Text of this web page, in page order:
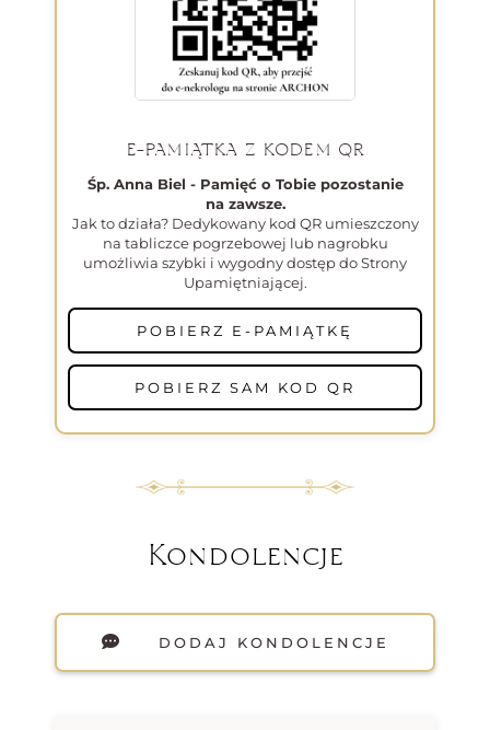
E-PAMIĄTKA Z KODEM QR
Śp. Anna Biel - Pamięć o Tobie pozostanie
na zawsze.
Jak to działa? Dedykowany kod QR umieszczony
na tabliczce pogrzebowej lub nagrobku
umożliwia szybki i wygodny dostęp do Strony
Upamiętniającej.
POBIERZ E-PAMIĄTKĘ
POBIERZ SAM KOD QR
Kondolencje
DODAJ KONDOLENCJE